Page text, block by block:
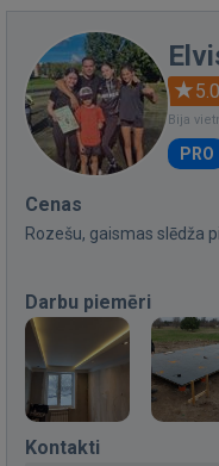
5.0
Bija
PRO
Cenas
Rozešu, gaismas slēdža
Darbu piemēri
Kontakti